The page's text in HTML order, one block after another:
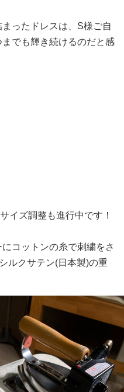
ったドレスは、S様ご自
でも輝き続けるのだと感
イズ調整も進行中です！
コットンの糸で刺繍をさ
ルクサテン(日本製)の重